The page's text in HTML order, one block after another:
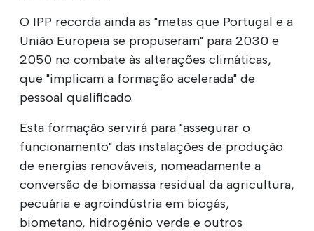
O IPP recorda ainda as "metas que Portugal e a
União Europeia se propuseram" para 2030 e
2050 no combate às alterações climáticas,
que "implicam a formação acelerada" de
pessoal qualificado.
Esta formação servirá para "assegurar o
funcionamento" das instalações de produção
de energias renováveis, nomeadamente a
conversão de biomassa residual da agricultura,
pecuária e agroindústria em biogás,
biometano, hidrogénio verde e outros